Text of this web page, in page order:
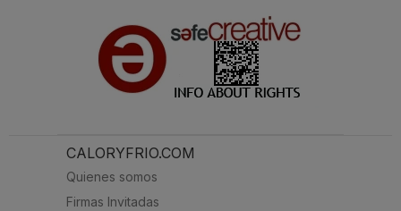
CALORYFRIO.COM
Quienes somos
Firmas Invitadas